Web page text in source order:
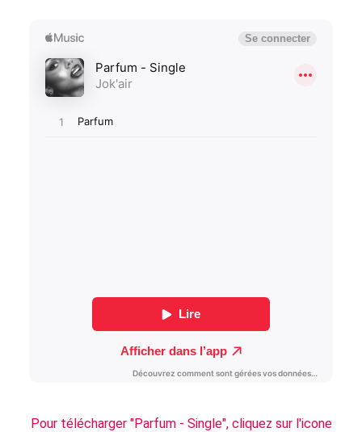
Pour télécharger "Parfum - Single", cliquez sur l'icone